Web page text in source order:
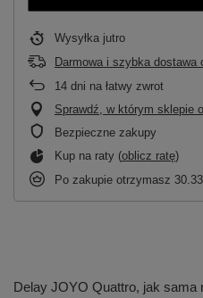
Wysyłka jutro
Darmowa i szybka dostawa
14 dni na łatwy zwrot
Sprawdź, w którym sklepie
Bezpieczne zakupy
Kup na raty (oblicz ratę)
Po zakupie otrzymasz
Delay JOYO Quattro, jak sama